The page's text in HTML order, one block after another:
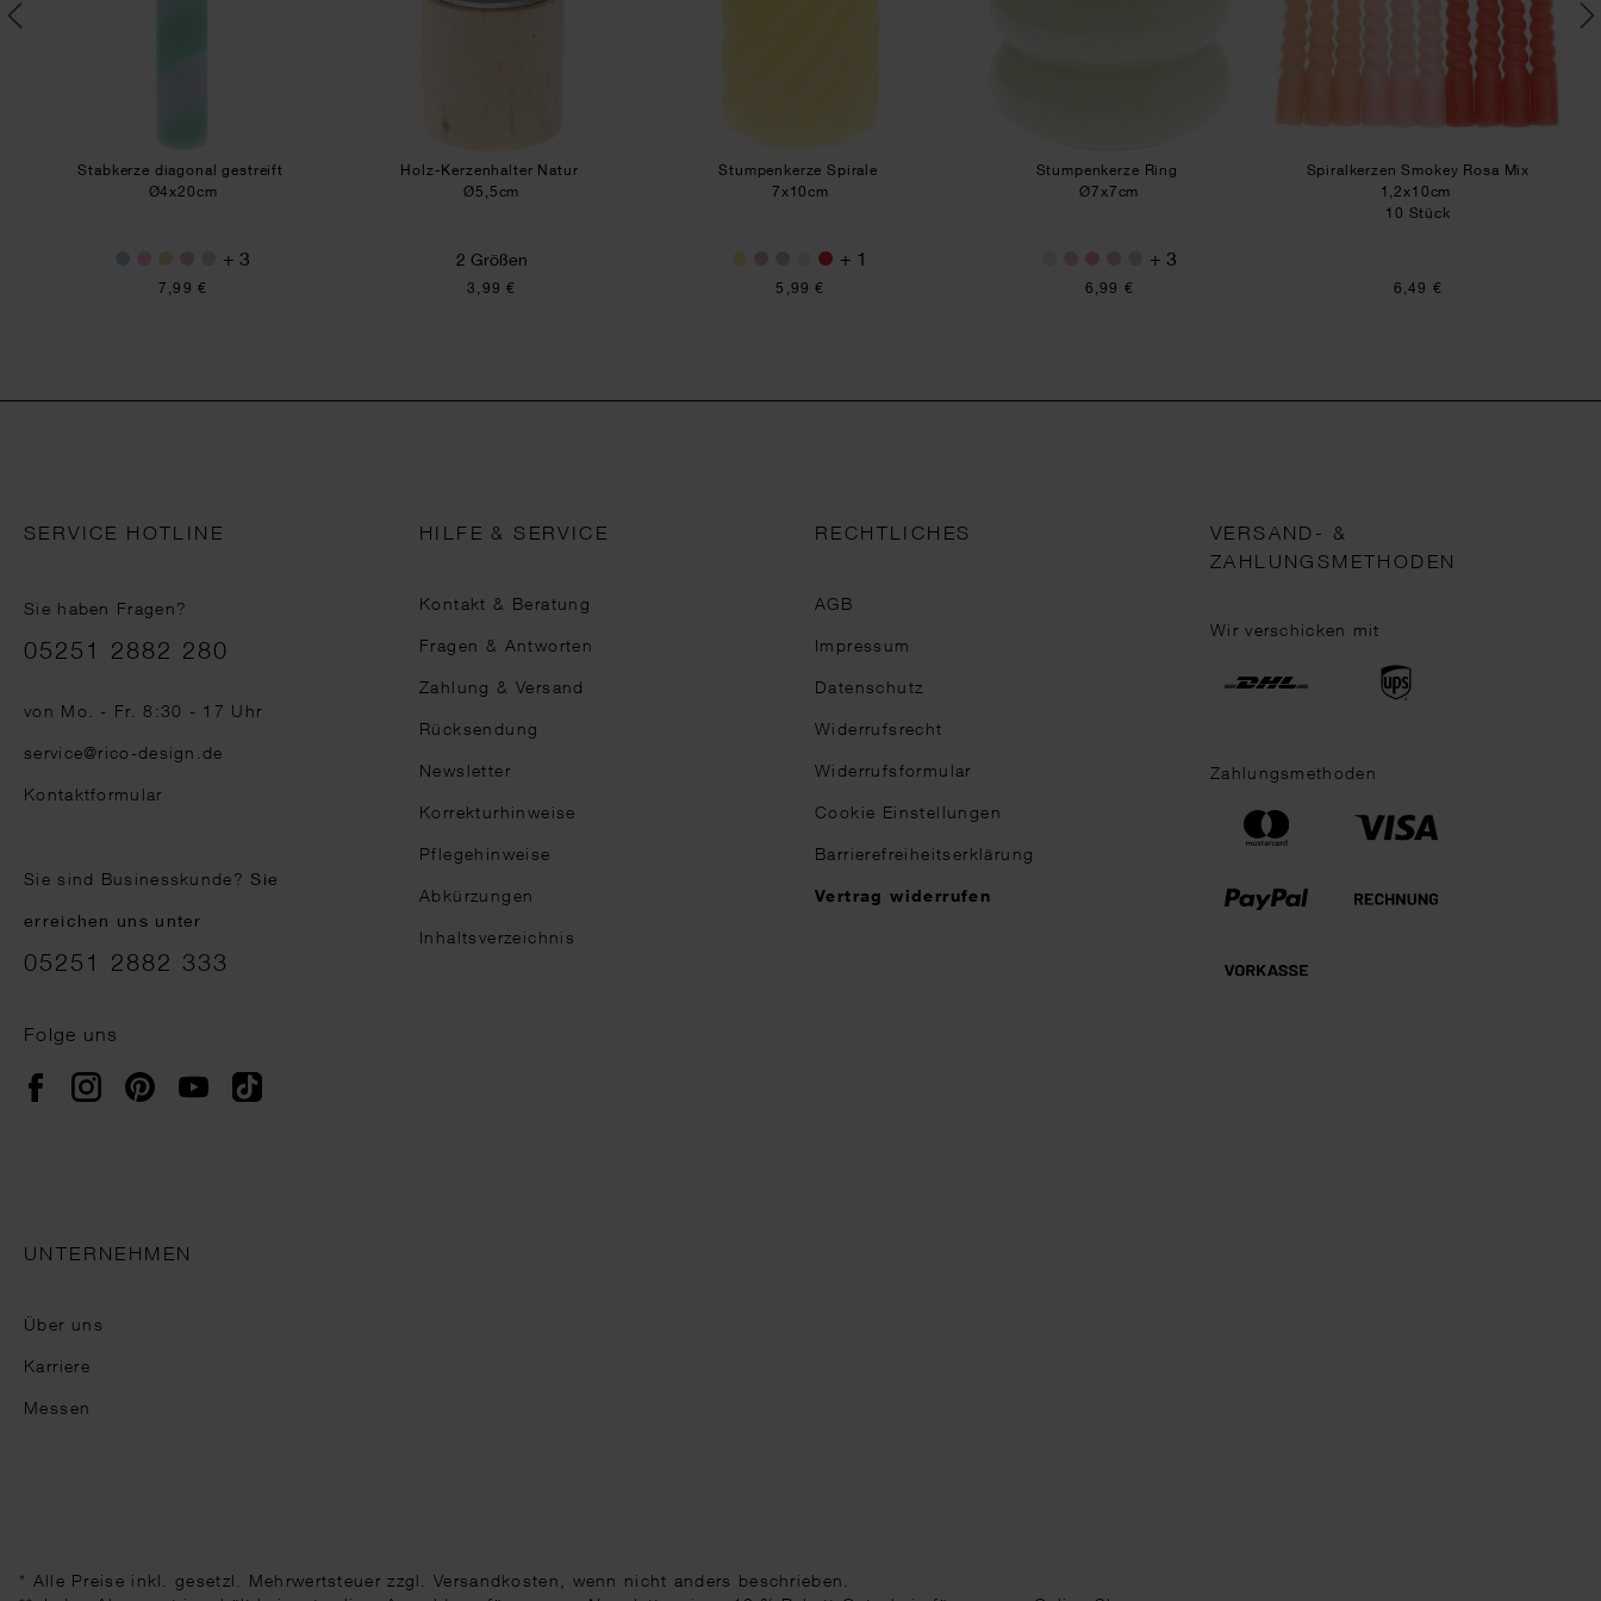
Stabkerze diagonal gestreift
Ø4x20cm
+ 3
7,99 €
Holz-Kerzenhalter Natur
Ø5,5cm
2 Größen
3,99 €
Stumpenkerze Spirale
7x10cm
+ 1
5,99 €
Stumpenkerze Ring
Ø7x7cm
+ 3
6,99 €
Spiralkerzen Smokey Rosa Mix
1,2x10cm
10 Stück
6,49 €
SERVICE HOTLINE
Sie haben Fragen?
Telefonnummer
05251 2882 280
von Mo. - Fr. 8:30 - 17 Uhr
service@rico-design.de
Kontaktformular
Sie sind Businesskunde?Sie
erreichen uns unter
05251 2882 333
Folge uns
FacebookInstagramPinterestYouTubeTikTok
HILFE & SERVICE
Kontakt & Beratung
Fragen & Antworten
Zahlung & Versand
Rücksendung
Newsletter
Korrekturhinweise
Pflegehinweise
Abkürzungen
Inhaltsverzeichnis
RECHTLICHES
AGB
Impressum
Datenschutz
Widerrufsrecht
Widerrufsformular
Cookie Einstellungen
Barrierefreiheitserklärung
Vertrag widerrufen
VERSAND- &
ZAHLUNGSMETHODEN
Wir verschicken mit
Zahlungsmethoden
UNTERNEHMEN
Über uns
Karriere
Messen
* Alle Preise inkl. gesetzl. Mehrwertsteuer zzgl.Versandkosten
, wenn nicht anders beschrieben.